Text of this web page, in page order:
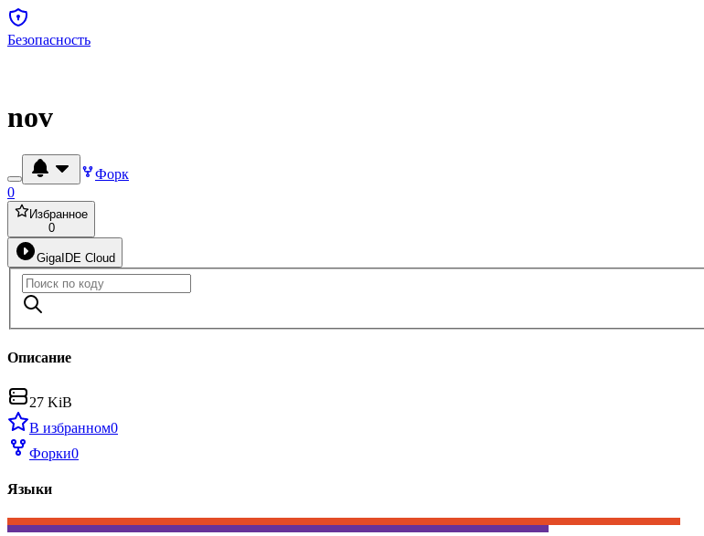
Безопасность
nov
Форк
0
Избранное
0
GigaIDE Cloud
Описание
27 KiB
В избранном0
Форки0
Языки